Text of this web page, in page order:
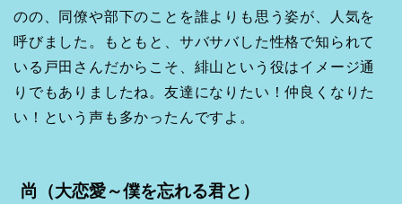
のの、同僚や部下のことを誰よりも思う姿が、人気を
呼びました。もともと、サバサバした性格で知られて
いる戸田さんだからこそ、緋山という役はイメージ通
りでもありましたね。友達になりたい！仲良くなりた
い！という声も多かったんですよ。
尚（大恋愛～僕を忘れる君と）